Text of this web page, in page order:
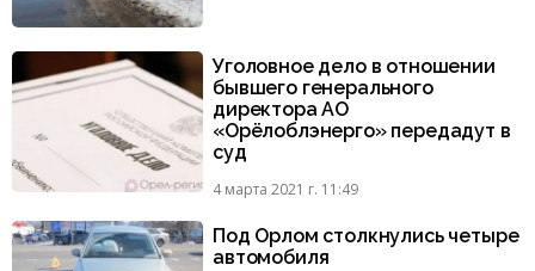
Уголовное дело в отношении
бывшего генерального
директора АО
«Орёлоблэнерго» передадут в
суд
4 марта 2021 г. 11:49
Под Орлом столкнулись четыре
автомобиля